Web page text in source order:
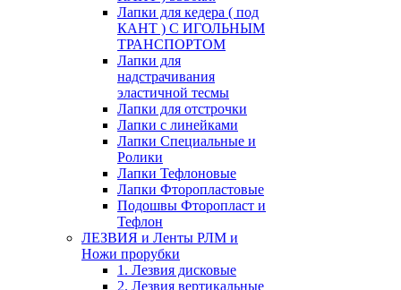
Лапки для кедера ( под
КАНТ ) С ИГОЛЬНЫМ
ТРАНСПОРТОМ
Лапки для
надстрачивания
эластичной тесмы
Лапки для отстрочки
Лапки с линейками
Лапки Специальные и
Ролики
Лапки Тефлоновые
Лапки Фторопластовые
Подошвы Фторопласт и
Тефлон
ЛЕЗВИЯ и Ленты РЛМ и
Ножи прорубки
1. Лезвия дисковые
2. Лезвия вертикальные